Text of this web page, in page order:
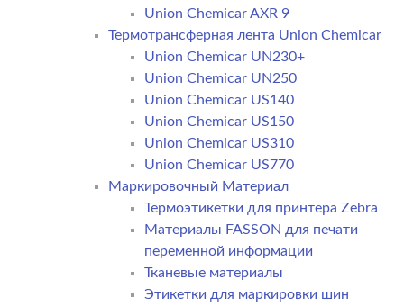
Union Chemicar AXR 9
Термотрансферная лента Union Chemicar
Union Chemicar UN230+
Union Chemicar UN250
Union Chemicar US140
Union Chemicar US150
Union Chemicar US310
Union Chemicar US770
Маркировочный Материал
Термоэтикетки для принтера Zebra
Материалы FASSON для печати
переменной информации
Тканевые материалы
Этикетки для маркировки шин